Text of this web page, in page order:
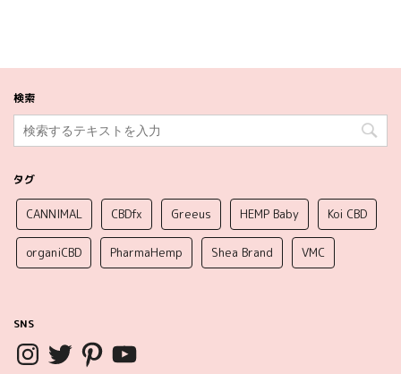
検索
タグ
CANNIMAL CBDfx Greeus HEMP Baby Koi CBD
organiCBD PharmaHemp Shea Brand VMC
SNS